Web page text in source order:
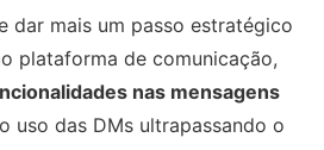
dar mais um passo estratégico
plataforma de comunicação,
nas mensagens
uso das DMs ultrapassando o